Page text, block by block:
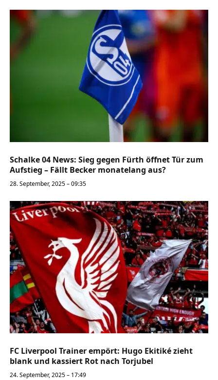
Schalke 04 News: Sieg gegen Fürth öffnet Tür zum
Aufstieg – Fällt Becker monatelang aus?
28. September, 2025 – 09:35
FC Liverpool Trainer empört: Hugo Ekitiké zieht
blank und kassiert Rot nach Torjubel
24. September, 2025 – 17:49